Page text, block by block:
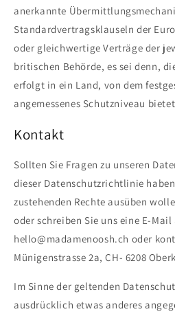
anerkannte
Standardvertragsklauseln der
oder gleichwertige Verträge der
britischen Behörde, es sei denn,
erfolgt in ein Land, von dem
angemessenes Schutzniveau
Kontakt
Sollten Sie Fragen zu unseren
dieser Datenschutzrichtlinie
zustehenden Rechte ausüben
oder schreiben Sie uns eine E-Mail
hello@madamenoosh.ch oder
Münigenstrasse 2a, CH- 6208
Im Sinne der geltenden
ausdrücklich etwas anderes